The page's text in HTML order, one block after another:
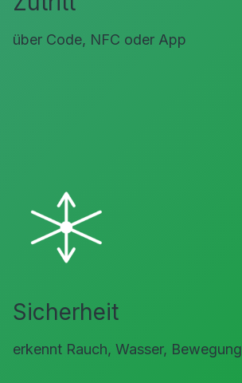
über Code, NFC oder App
Sicherheit
erkennt Rauch, Wasser, Bewegung